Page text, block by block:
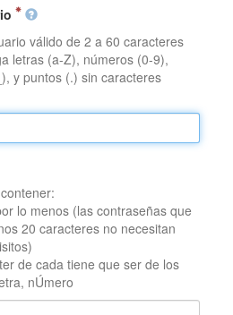
válido de 2 a 60 caracteres
letras (a-Z), números (0-9),
y puntos (.) sin caracteres
lo menos (las contraseñas que
20 caracteres no necesitan
de cada tiene que ser de los
nÚmero